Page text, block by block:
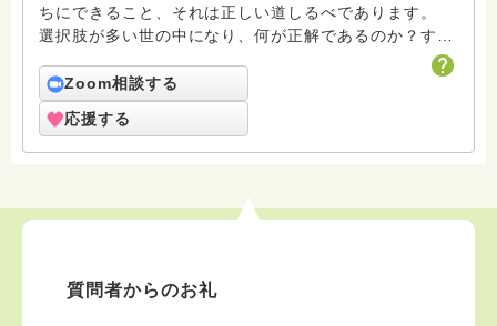
ちにできること、それは正しい道しるべであります。
選択肢が多い世の中になり、何が正解であるのか？すべ
て正解であります。しかし、人は損得で判断するのでな
く、正しいか正しくないかで判断する人間であることを
説いていきます。 ※電話相談は受け付けませんので、あ
らかじめご了承ください。
Zoom相談する
応援する
質問者からのお礼